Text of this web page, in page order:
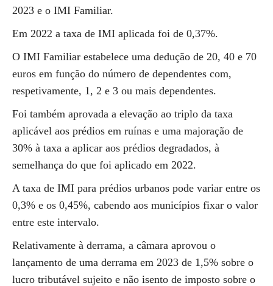
2023 e o IMI Familiar.
Em 2022 a taxa de IMI aplicada foi de 0,37%.
O IMI Familiar estabelece uma dedução de 20, 40 e 70
euros em função do número de dependentes com,
respetivamente, 1, 2 e 3 ou mais dependentes.
Foi também aprovada a elevação ao triplo da taxa
aplicável aos prédios em ruínas e uma majoração de
30% à taxa a aplicar aos prédios degradados, à
semelhança do que foi aplicado em 2022.
A taxa de IMI para prédios urbanos pode variar entre os
0,3% e os 0,45%, cabendo aos municípios fixar o valor
entre este intervalo.
Relativamente à derrama, a câmara aprovou o
lançamento de uma derrama em 2023 de 1,5% sobre o
lucro tributável sujeito e não isento de imposto sobre o